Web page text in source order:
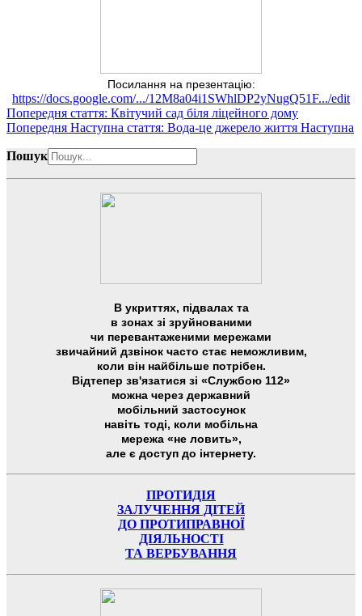
Посилання на презентацію:
https://docs.google.com/.../12M8a04i1SWhlDP2yNugQ51F.../edit
Попередня стаття: Квітучий сад біля ліцейного дому
Попередня Наступна стаття: Вода-це джерело життя Наступна
Пошук
В укриттях, підвалах та
в зонах зі зруйнованими
чи перевантаженими мережами
звичайний дзвінок часто стає неможливим,
коли він найбільше потрібен.
Відтепер зв'язатися зі «Службою 112»
можна через державний
мобільний застосунок
навіть тоді, коли мобільна
мережа «не ловить»,
але є доступ до інтернету.
ПРОТИДІЯ
ЗАЛУЧЕННЯ ДІТЕЙ
ДО ПРОТИПРАВНОЇ
ДІЯЛЬНОСТІ
ТА ВЕРБУВАННЯ